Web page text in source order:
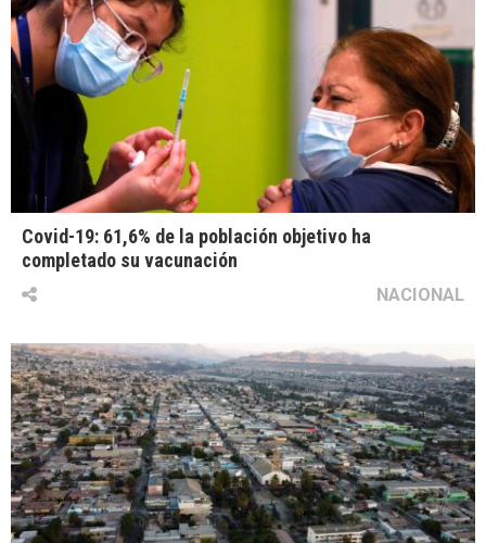
Covid-19: 61,6% de la población objetivo ha
completado su vacunación
NACIONAL